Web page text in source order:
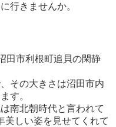
行きませんか。
田市利根町追貝の閑静
その大きさは沼田市内
す。
南北朝時代と言われて
美しい姿を見せてくれて